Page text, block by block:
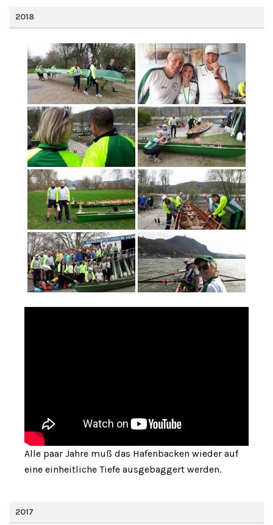
2018
Alle paar Jahre muß das Hafenbacken wieder auf
eine einheitliche Tiefe ausgebaggert werden.
2017